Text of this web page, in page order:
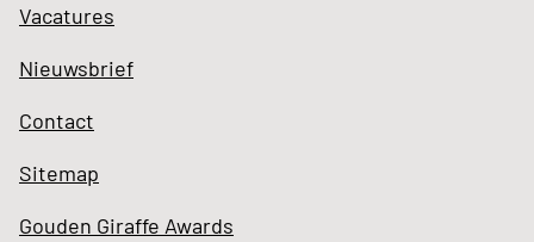
Vacatures
Nieuwsbrief
Contact
Sitemap
Gouden Giraffe Awards